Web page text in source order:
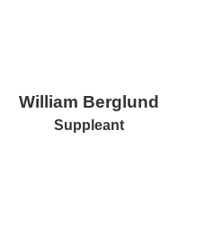
William Berglund
Suppleant